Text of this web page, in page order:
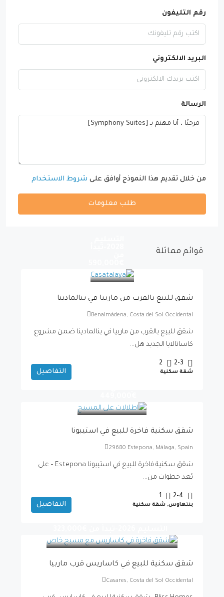
رقم التليفون
البريد الالكتروني
الرسالة
من خلال تقديم هذا النموذج أوافق على شروط الاستخدام
طلب معلومات
قوائم مماثلة
شقق للبيع بالقرب من ماربيا في بنالمادينا
Benalmádena, Costa del Sol Occidental
شقق للبيع بالقرب من ماربيا في بنالمادينا ضمن مشروع
كاساتالايا الجديد هل...
2-3
2
شقة سكنية التفاصيل
شقق سكنية فاخرة للبيع في استيبونا
29680 Estepona, Málaga, Spain
شقق سكنية فاخرة للبيع في استيبونا Estepona – على
بُعد خطوات من...
2-4
1
بنتهاوس, شقة سكنية التفاصيل
شقق سكنية للبيع في كاساريس قرب ماربيا
Casares, Costa del Sol Occidental